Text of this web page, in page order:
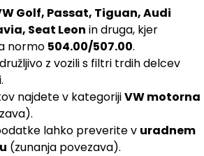
Golf, Passat, Tiguan, Audi
Seat Leon in druga, kjer
normo 504.00/507.00.
z vozili s filtri trdih delcev
najdete v kategorijiVW motorna
lahko preverite v uradnem
(zunanja povezava).